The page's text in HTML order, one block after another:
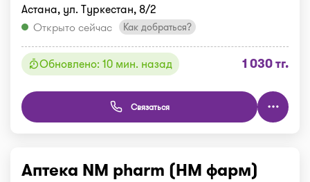
Астана, ул. Туркестан, 8/2
Открыто сейчас
Как добраться?
Обновлено: 10 мин. назад 1 030 тг.
Связаться
Аптека NM pharm (НМ фарм)